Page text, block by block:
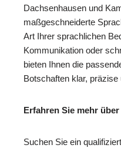
Dachsenhausen und
maßgeschneiderte
Art Ihrer sprachlichen
Kommunikation oder
bieten Ihnen die
Botschaften klar,
Erfahren Sie mehr
Suchen Sie ein